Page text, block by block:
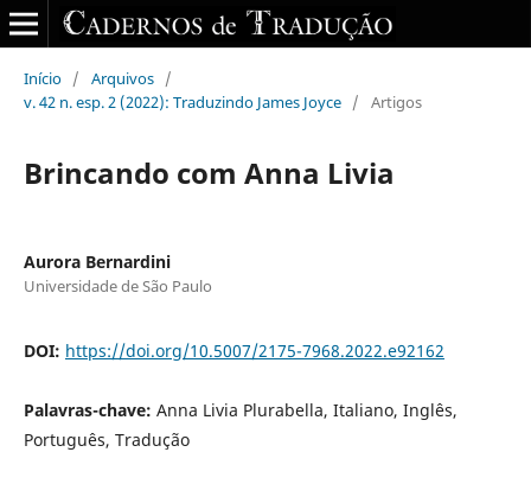
Início / Arquivos /
v. 42 n. esp. 2 (2022): Traduzindo James Joyce / Artigos
Brincando com Anna Livia
Aurora Bernardini
Universidade de São Paulo
DOI: https://doi.org/10.5007/2175-7968.2022.e92162
Palavras-chave: Anna Livia Plurabella, Italiano, Inglês,
Português, Tradução